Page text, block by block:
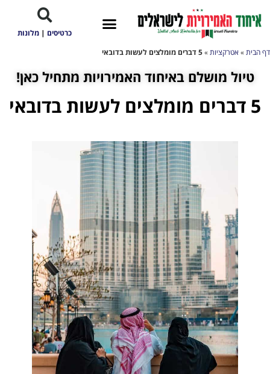
כרטיסים | מלונות
דף הבית»אטרקציות»5 דברים מומלצים לעשות בדובאי
טיול מושלם באיחוד האמירויות מתחיל כאן!
5 דברים מומלצים לעשות בדובאי